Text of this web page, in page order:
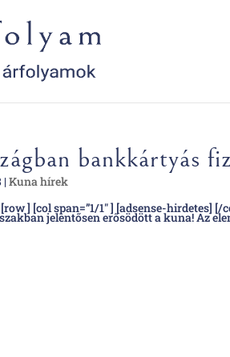
bankkártyás
| Kuna hírek
] [col span=”1/1″ ] [adsense-
jelentősen erősödött a kuna! Az